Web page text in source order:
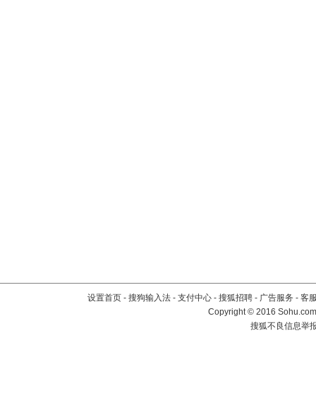
设置首页 - 搜狗输入法 - 支付中心 - 搜狐招聘 - 广告服务 - 客
Copyright©2016
搜狐不良信息举